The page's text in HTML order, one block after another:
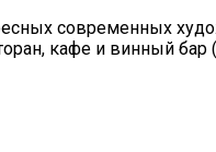
современных
кафе и винный бар